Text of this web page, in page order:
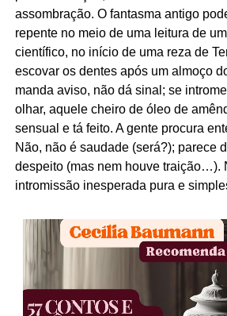
assombração. O fantasma antigo
repente no meio de uma leitura de
científico, no início de uma reza de
escovar os dentes após um almoço
manda aviso, não dá sinal; se
olhar, aquele cheiro de óleo de
sensual e tá feito. A gente procura
Não, não é saudade (será?); parece
despeito (mas nem houve traição…).
intromissão inesperada pura e